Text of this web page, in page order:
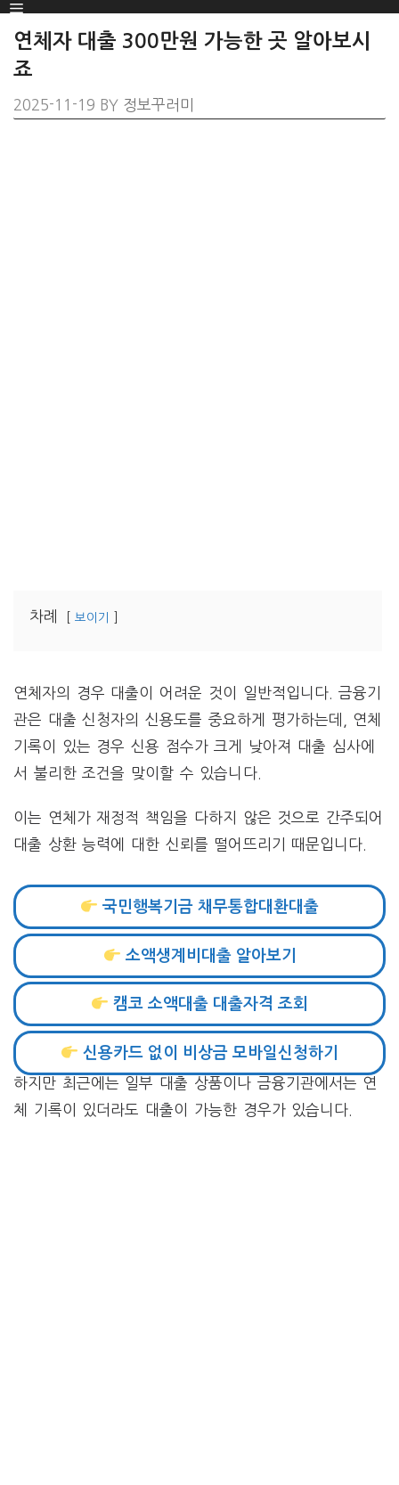
SKIP
TO
CONTENT
Menu
연체자 대출 300만원 가능한 곳 알아보시
죠
2025-11-19 BY 정보꾸러미
차례 보이기
연체자의 경우 대출이 어려운 것이 일반적입니다. 금융기
관은 대출 신청자의 신용도를 중요하게 평가하는데, 연체
기록이 있는 경우 신용 점수가 크게 낮아져 대출 심사에
서 불리한 조건을 맞이할 수 있습니다.
이는 연체가 재정적 책임을 다하지 않은 것으로 간주되어
대출 상환 능력에 대한 신뢰를 떨어뜨리기 때문입니다.
국민행복기금 채무통합대환대출
소액생계비대출 알아보기
캠코 소액대출 대출자격 조회
신용카드 없이 비상금 모바일신청하기
하지만 최근에는 일부 대출 상품이나 금융기관에서는 연
체 기록이 있더라도 대출이 가능한 경우가 있습니다.